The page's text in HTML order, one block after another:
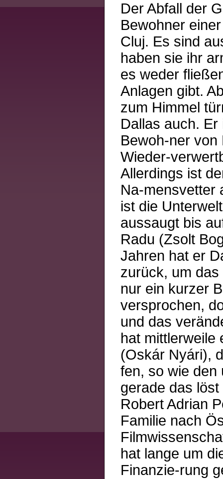
Der Abfall der
Bewohner
Cluj. Es sind
haben sie ihr
es weder
Anlagen gibt.
zum Himmel
Dallas auch.
Bewoh-ner von
Wieder-
Allerdings ist
Na-mensvetter
ist die
aussaugt bis
Radu (Zsolt
Jahren hat er
zurück, um
nur ein kurzer
versprochen,
und das
hat mittlerweile
(Oskár Nyári),
fen, so wie den
gerade das
Robert Adrian
Familie nach
hat lange um
Finanzie-rung